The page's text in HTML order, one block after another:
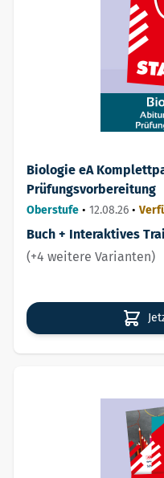
Biologie eA
Prüfungsvorbereitung
Oberstufe • 12.08.26 •
Buch + Interaktives
(+4 weitere Varianten)